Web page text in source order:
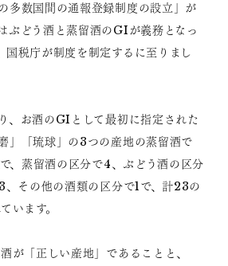
多数国間の通報登録制度の設立」が
ぶどう酒と蒸留酒のGIが義務となっ
国税庁が制度を制定するに至りまし
、お酒のGIとして最初に指定された
」「琉球」の3つの産地の蒸留酒で
、蒸留酒の区分で4、ぶどう酒の区分
、その他の酒類の区分で1で、計23の
います。
が「正しい産地」であることと、